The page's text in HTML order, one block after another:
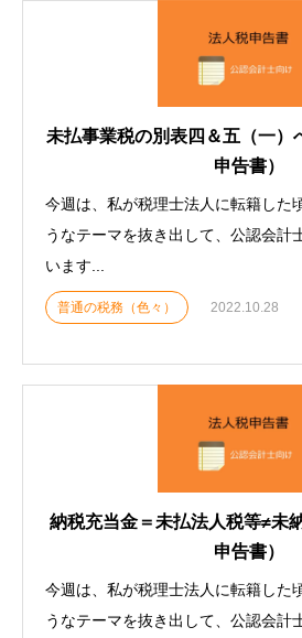
未払事業税の別表四＆五（一）
申告書）
今週は、私が税理士法人に転籍した
うなテーマを抜き出して、公認会計
います...
普通の税務（色々） 2022.10.28
納税充当金＝未払法人税等≠未
申告書）
今週は、私が税理士法人に転籍した
うなテーマを抜き出して、公認会計